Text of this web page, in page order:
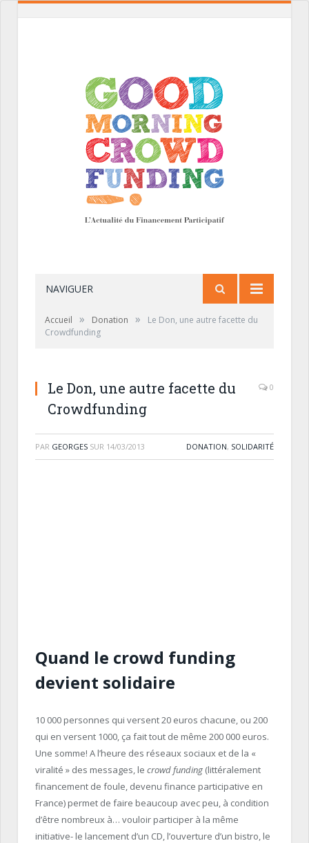
NAVIGUER
Accueil » Donation »
Le Don, une autre facette du
Crowdfunding
Le Don, une autre facette du
Crowdfunding
0
PAR GEORGES SUR 14/03/2013 DONATION, SOLIDARITÉ
Quand le crowd funding
devient solidaire
10 000 personnes qui versent 20 euros chacune, ou 200
qui en versent 1000, ça fait tout de même 200 000 euros.
Une somme! A l’heure des réseaux sociaux et de la «
viralité » des messages, le crowd funding (littéralement
financement de foule, devenu finance participative en
France) permet de faire beaucoup avec peu, à condition
d’être nombreux à… vouloir participer à la même
initiative- le lancement d’un CD, l’ouverture d’un bistro, le